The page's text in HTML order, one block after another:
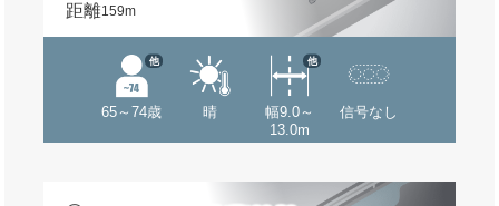
距離159m
65～74歳
他
晴
幅9.0～
13.0m
他
信号なし